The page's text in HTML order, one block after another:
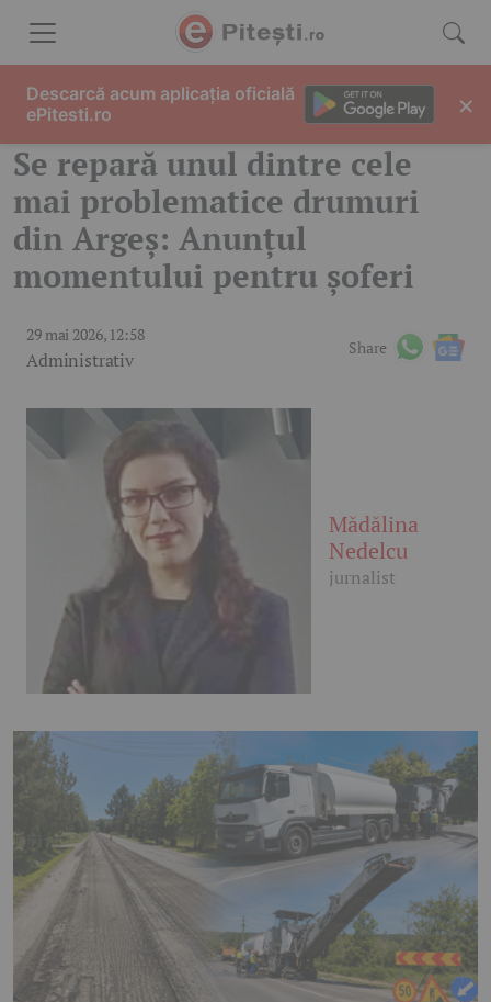
Se repară unul dintre cele
mai problematice drumuri
din Argeș: Anunțul
momentului pentru șoferi
29 mai 2026, 12:58
Administrativ
Share
Mădălina
Nedelcu
jurnalist
Descarcă acum aplicația oficială
ePitesti.ro
×